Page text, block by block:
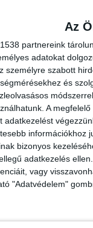
Az
partnereink
adatokat
személyre szabott
és
A
adatkezelést
információkhoz
bizonyos
adatkezelés
vagy
"Adatvédelem"